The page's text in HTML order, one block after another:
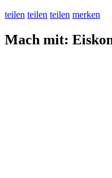
teilen teilen teilen merken
Mach mit: